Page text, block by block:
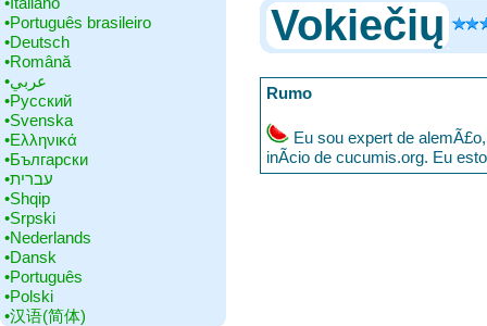
•‎Português brasileiro
•‎Deutsch
•‎Română
•‎عربي
•‎Русский
•‎Svenska
•‎Ελληνικά
•‎Български
•‎עברית
•‎Shqip
•‎Srpski
•‎Nederlands
•‎Dansk
•‎Português
•‎Polski
•‎汉语(简体)
Vokiečių
Rumo
Eu sou expert de
inÃ­cio de cucumis.org. Eu